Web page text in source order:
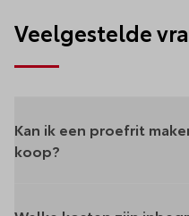
Veelgestelde
Kan ik een proefrit
koop?